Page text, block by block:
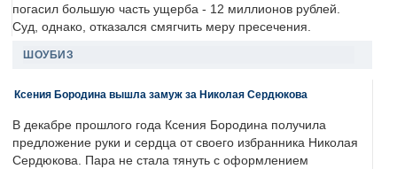
погасил большую часть ущерба - 12 миллионов рублей.
Суд, однако, отказался смягчить меру пресечения.
ШОУБИЗ
Ксения Бородина вышла замуж за Николая Сердюкова
В декабре прошлого года Ксения Бородина получила
предложение руки и сердца от своего избранника Николая
Сердюкова. Пара не стала тянуть с оформлением